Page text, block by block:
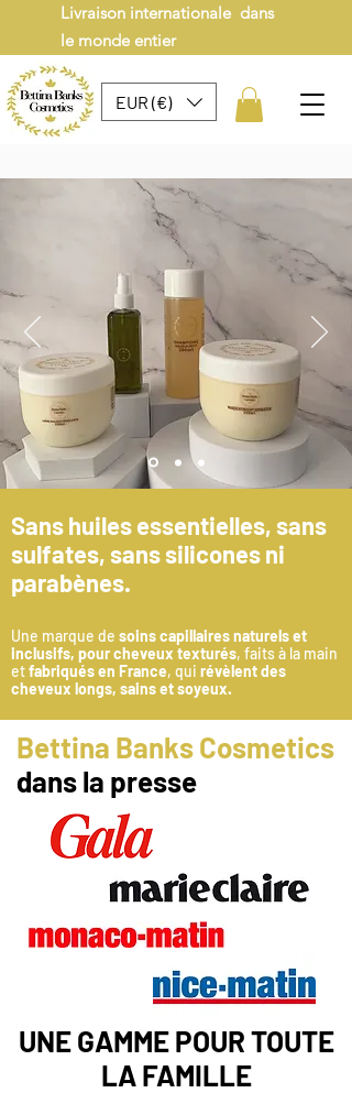
Livraison internationale dans
le monde entier
EUR (€)
Sans huiles essentielles, sans
sulfates, sans silicones ni
parabènes.
Une marque de soins capillaires naturels et
inclusifs, pour cheveux texturés, faits à la main
etfabriqués en France, qui révèlent des
cheveux longs, sains et soyeux.
Bettina Banks Cosmetics
dans la presse
UNE GAMME POUR TOUTE
LA FAMILLE